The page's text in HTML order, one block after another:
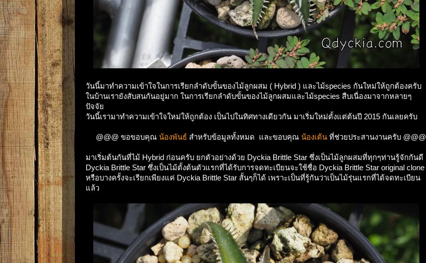
วันนี้มาทำความเข้าใจในการเรียกลำดับขั้นของไม้ลูกผสม ( Hybrid ) และไม้species กันใหม่ให้ถูกต้องครับ
ในบ้านเรายังสับสนกันอยู่มาก ในการเรียกลำดับขั้นของไม้ลูกผสมและไม้species สืบเนื่องมาจากหลายๆ
ปัจจัย
วันนี้เรามาทำความเข้าใจใหม่ให้ถูกต้อง เป็นไปในทิศทางเดียวกัน มาเริ่มใหม่ตั้งแต่ต้นปี 2015 กันเลยครับ
@@@ ขอขอบคุณ น้องพันธ์ สำหรับข้อมูลทั้งหมด และขอบคุณ น้องเต้น ที่ช่วยประสานงานครับ @@@
มาเริ่มต้นกันที่ไม้ Hybrid ก่อนครับ ยกตัวอย่างด้วย Dyckia Brittle Star ซึ่งเป็นไม้ลูกผสมที่ทุกๆท่านรู้จักกันดี
Dyckia Brittle Star ซึ่งเป็นไม้ตั้งต้นตัวแรกที่ได้รับการจดทะเบียนจะใช้ชื่อ Dyckia Brittle Star original clone
หรือบางครั้งจะเรียกเพียงแค่ Dyckia Brittle Star สั้นๆก็ได้ เพราะเป็นที่รู้กันว่าเป็นไม้รุ่นแรกที่ได้จดทะเบียน
แล้ว